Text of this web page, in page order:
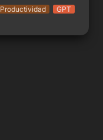
Productividad
GPT